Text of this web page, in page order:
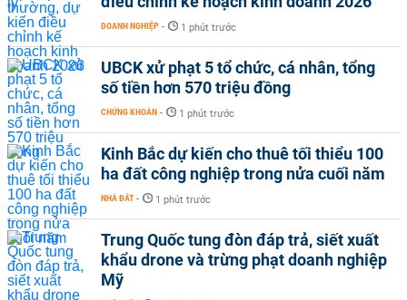
DOANH NGHIỆP - 1 phút trước
UBCK xử phạt 5 tổ chức, cá nhân, tổng
số tiền hơn 570 triệu đồng
CHỨNG KHOÁN - 1 phút trước
Kinh Bắc dự kiến cho thuê tối thiểu 100
ha đất công nghiệp trong nửa cuối năm
NHÀ ĐẤT - 1 phút trước
Trung Quốc tung đòn đáp trả, siết xuất
khẩu drone và trừng phạt doanh nghiệp
Mỹ